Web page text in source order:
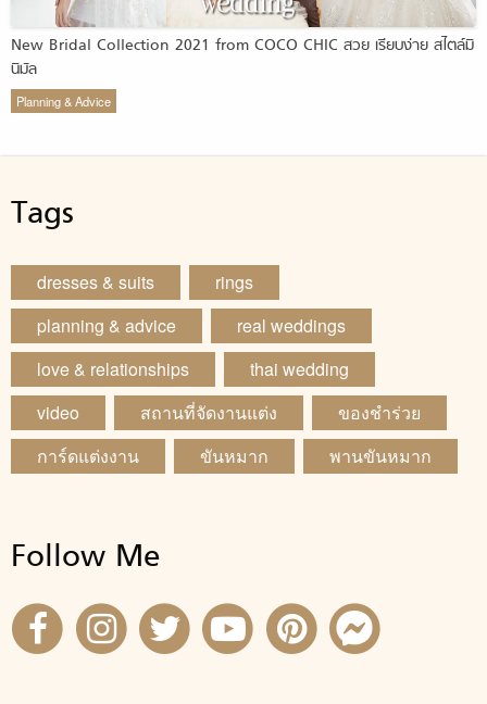
New Bridal Collection 2021 from COCO CHIC สวย เรียบง่าย สไตล์มิ
นิมัล
Planning & Advice
Tags
dresses & suits
rings
planning & advice
real weddings
love & relationships
thai wedding
video
สถานที่จัดงานแต่ง
ของชำร่วย
การ์ดแต่งงาน
ขันหมาก พานขันหมาก
Follow Me